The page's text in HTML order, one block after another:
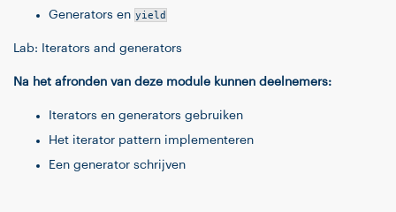
Generators en yield
Lab: Iterators and generators
Na het afronden van deze module kunnen deelnemers:
Iterators en generators gebruiken
Het iterator pattern implementeren
Een generator schrijven